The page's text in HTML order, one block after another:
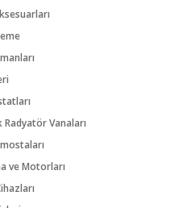
Vanaları
ve Motorları